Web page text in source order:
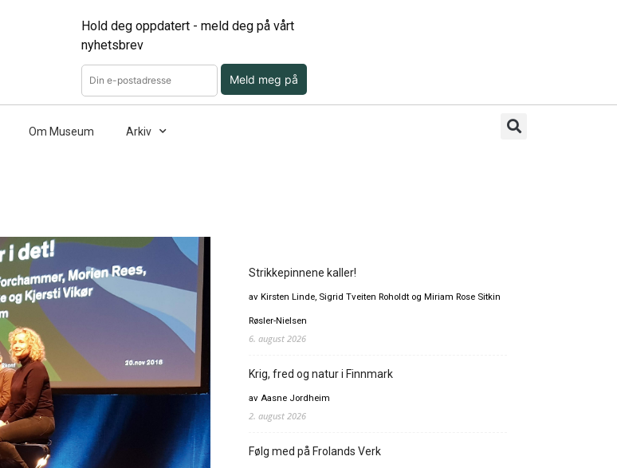
Hold deg oppdatert - meld deg på vårt
nyhetsbrev
Meld meg på
Om Museum Arkiv
Strikkepinnene kaller!
av Kirsten Linde, Sigrid Tveiten Roholdt og Miriam Rose Sitkin
Røsler-Nielsen
6. august 2026
Krig, fred og natur i Finnmark
av Aasne Jordheim
2. august 2026
Følg med på Frolands Verk